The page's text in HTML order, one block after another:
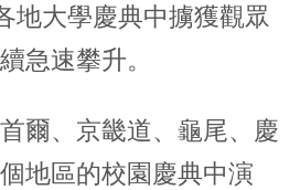
地大學慶典中擄獲觀眾
急速攀升。
爾、京畿道、龜尾、慶
地區的校園慶典中演